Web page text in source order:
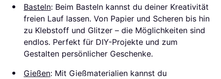
Basteln: Beim Basteln kannst du deiner Kreativität
freien Lauf lassen. Von Papier und Scheren bis hin
zu Klebstoff und Glitzer – die Möglichkeiten sind
endlos. Perfekt für DIY-Projekte und zum
Gestalten persönlicher Geschenke.
Gießen: Mit Gießmaterialien kannst du